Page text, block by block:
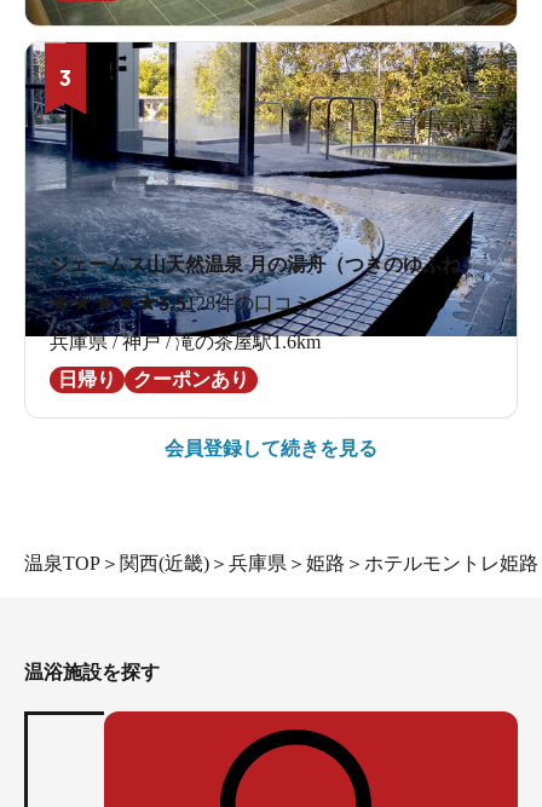
3
ジェームス山天然温泉 月の湯舟（つきのゆふね）
★★★★★3.5128件の口コミ
兵庫県 / 神戸 / 滝の茶屋駅1.6km
日帰り
クーポンあり
会員登録して続きを見る
温泉TOP ＞ 関西(近畿) ＞ 兵庫県 ＞ 姫路 ＞ ホテルモントレ姫路
温浴施設を探す